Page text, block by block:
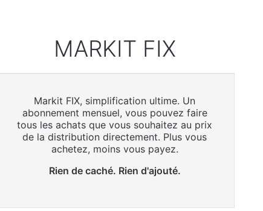
MARKIT FIX
Markit FIX, simplification ultime. Un
abonnement mensuel, vous pouvez faire
tous les achats que vous souhaitez au prix
de la distribution directement. Plus vous
achetez, moins vous payez.
Rien de caché. Rien d'ajouté.